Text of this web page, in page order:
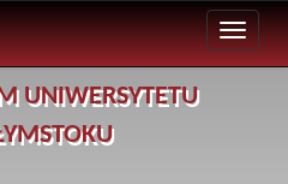
UNIWERSYTETU